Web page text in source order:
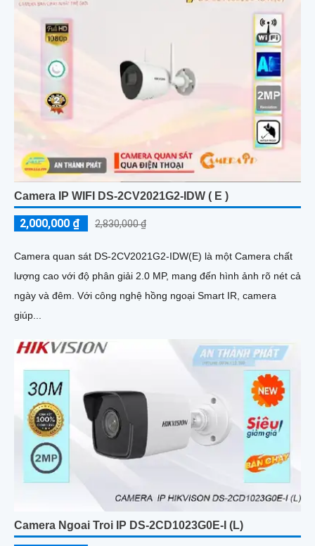
Camera IP WIFI DS-2CV2021G2-IDW ( E )
2,000,000 ₫ 2,830,000 ₫
Camera quan sát DS-2CV2021G2-IDW(E) là một Camera chất
lượng cao với độ phân giải 2.0 MP, mang đến hình ảnh rõ nét cả
ngày và đêm. Với công nghệ hồng ngoại Smart IR, camera
giúp...
Camera Ngoai Troi IP DS-2CD1023G0E-I (L)